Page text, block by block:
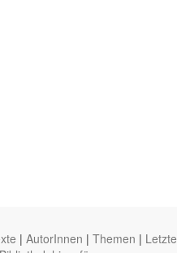
| AutorInnen | Themen | Letzte